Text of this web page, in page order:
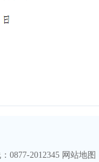
0877-2012345 网站地图